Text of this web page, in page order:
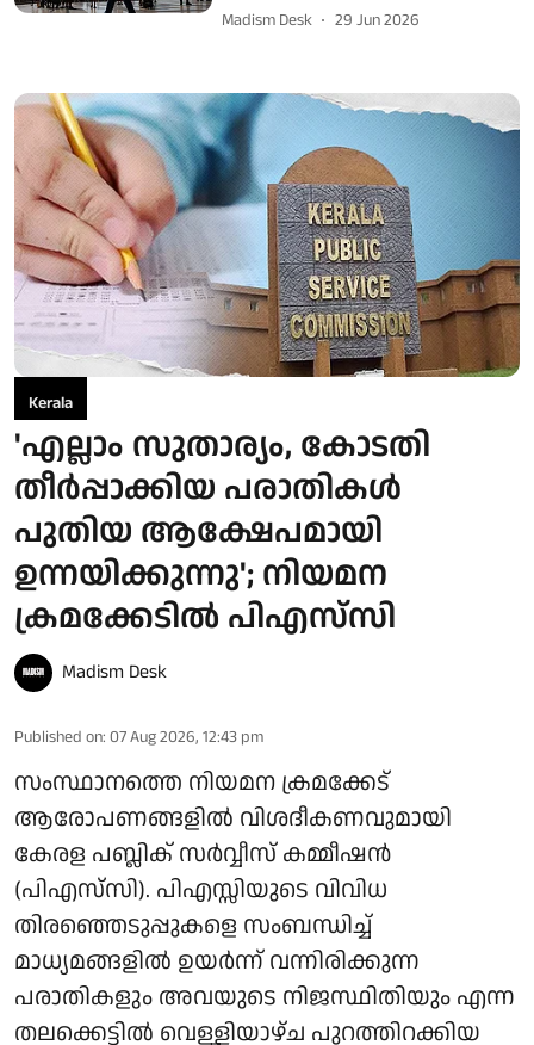
Madism Desk 29 Jun 2026
Kerala
'എല്ലാം സുതാര്യം, കോടതി
തീര്‍പ്പാക്കിയ പരാതികള്‍
പുതിയ ആക്ഷേപമായി
ഉന്നയിക്കുന്നു'; നിയമന
ക്രമക്കേടില്‍ പിഎസ്‌സി
Madism Desk
Published on: 07 Aug 2026, 12:43 pm
സംസ്ഥാനത്തെ നിയമന ക്രമക്കേട്
ആരോപണങ്ങളില്‍ വിശദീകണവുമായി
കേരള പബ്ലിക് സര്‍വ്വീസ് കമ്മീഷന്‍
(പിഎസ്‌സി). പിഎസ്സിയുടെ വിവിധ
തിരഞ്ഞെടുപ്പുകളെ സംബന്ധിച്ച്
മാധ്യമങ്ങളില്‍ ഉയര്‍ന്ന് വന്നിരിക്കുന്ന
പരാതികളും അവയുടെ നിജസ്ഥിതിയും എന്ന
തലക്കെട്ടില്‍ വെള്ളിയാഴ്ച പുറത്തിറക്കിയ